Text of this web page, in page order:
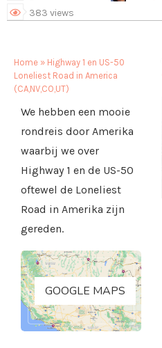
383 views
Home » Highway 1 en US-50
Loneliest Road in America
(CA,NV,CO,UT)
We hebben een mooie
rondreis door Amerika
waarbij we over
Highway 1 en de US-50
oftewel de Loneliest
Road in Amerika zijn
gereden.
GOOGLE MAPS